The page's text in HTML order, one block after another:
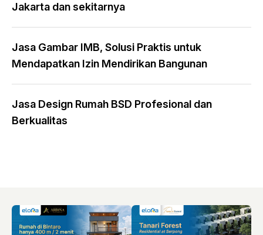
Jakarta dan sekitarnya
Jasa Gambar IMB, Solusi Praktis untuk
Mendapatkan Izin Mendirikan Bangunan
Jasa Design Rumah BSD Profesional dan
Berkualitas